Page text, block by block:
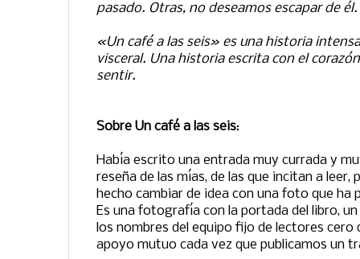
pasado. Otras, no deseamos escapar de él.
«Un café a las seis» es una historia
visceral. Una historia escrita con el
sentir.
Sobre Un café a las seis:
Había escrito una entrada muy currada y
reseña de las mías, de las que incitan a leer,
hecho cambiar de idea con una foto que ha
Es una fotografía con la portada del libro,
los nombres del equipo fijo de lectores cero
apoyo mutuo cada vez que publicamos un